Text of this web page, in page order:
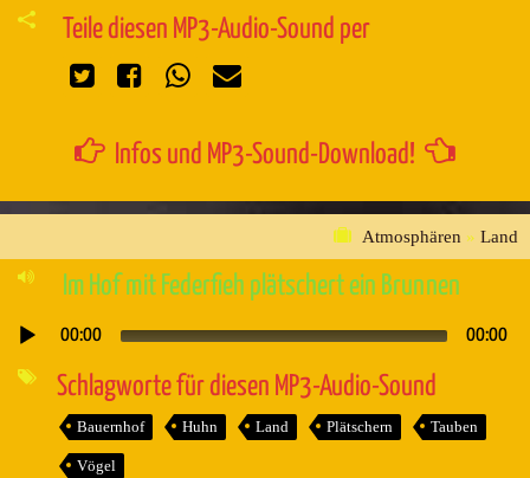
Teile diesen MP3-Audio-Sound per
Infos und MP3-Sound-Download!
Atmosphären » Land
Im Hof mit Federfieh plätschert ein Brunnen
Audio-
00:00 00:00
Schlagworte für diesen MP3-Audio-Sound
Bauernhof Huhn Land Plätschern Tauben
Vögel